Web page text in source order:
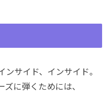
サイド、インサイド。
に弾くためには、